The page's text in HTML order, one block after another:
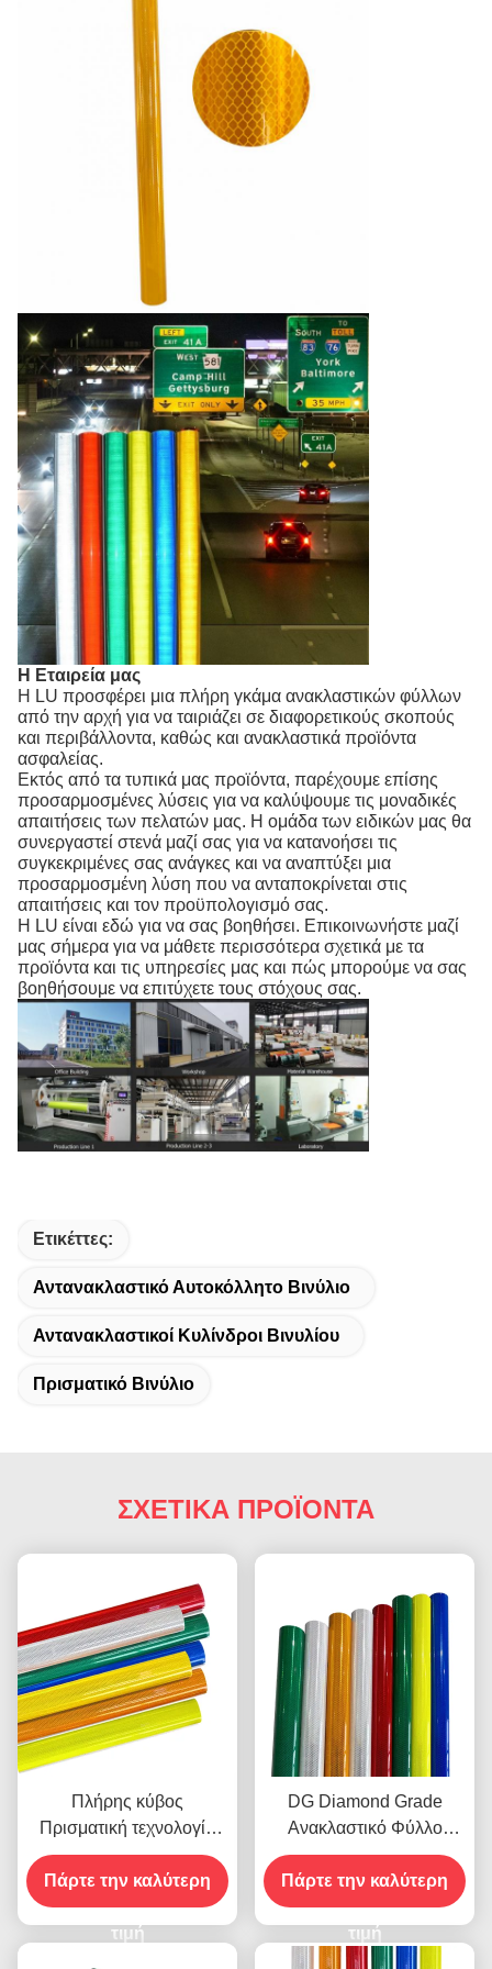
Η Εταιρεία μας
Η LU προσφέρει μια πλήρη γκάμα ανακλαστικών φύλλων
από την αρχή για να ταιριάζει σε διαφορετικούς σκοπούς
και περιβάλλοντα, καθώς και ανακλαστικά προϊόντα
ασφαλείας.
Εκτός από τα τυπικά μας προϊόντα, παρέχουμε επίσης
προσαρμοσμένες λύσεις για να καλύψουμε τις μοναδικές
απαιτήσεις των πελατών μας. Η ομάδα των ειδικών μας θα
συνεργαστεί στενά μαζί σας για να κατανοήσει τις
συγκεκριμένες σας ανάγκες και να αναπτύξει μια
προσαρμοσμένη λύση που να ανταποκρίνεται στις
απαιτήσεις και τον προϋπολογισμό σας.
Η LU είναι εδώ για να σας βοηθήσει. Επικοινωνήστε μαζί
μας σήμερα για να μάθετε περισσότερα σχετικά με τα
προϊόντα και τις υπηρεσίες μας και πώς μπορούμε να σας
βοηθήσουμε να επιτύχετε τους στόχους σας.
Ετικέττες:
Αντανακλαστικό Αυτοκόλλητο Βινύλιο
Αντανακλαστικοί Κυλίνδροι Βινυλίου
Πρισματικό Βινύλιο
ΣΧΕΤΙΚΑ ΠΡΟΪΟΝΤΑ
Πλήρης κύβος
Πρισματική τεχνολογία
Αντανάκλαση φύλλου
διαμαντιού με διάρκεια
ζωής 10 ετών για την
οδική ασφάλεια
Πάρτε την καλύτερη
τιμή
DG Diamond Grade
Ανακλαστικό Φύλλο
Συμμορφούμενο με το
ASTM D4956 Τύπου XI
με Αυτοκόλλητο
Ευαίσθητο στην Πίεση για
Σήματα
Πάρτε την καλύτερη
τιμή